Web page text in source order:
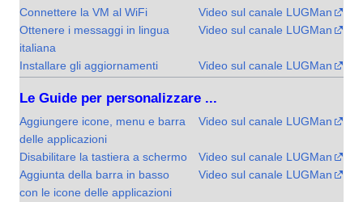
Video sul canale LUGMan
Connettere la VM al WiFi
Video sul canale LUGMan
Ottenere i messaggi in lingua
italiana
Video sul canale LUGMan
Installare gli aggiornamenti
Le Guide per personalizzare ...
Video sul canale LUGMan
Aggiungere icone, menu e barra
delle applicazioni
Video sul canale LUGMan
Disabilitare la tastiera a schermo
Video sul canale LUGMan
Aggiunta della barra in basso
con le icone delle applicazioni